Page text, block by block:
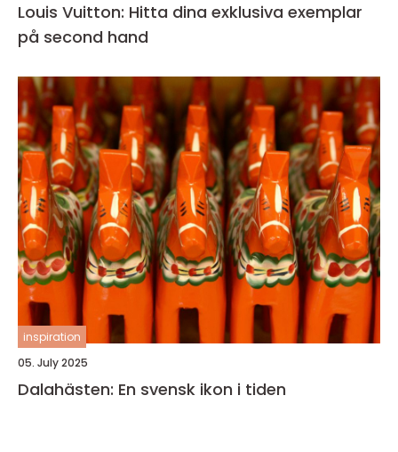
Louis Vuitton: Hitta dina exklusiva exemplar
på second hand
inspiration
05. July 2025
Dalahästen: En svensk ikon i tiden